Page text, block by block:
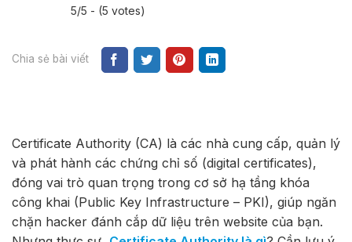
5/5 - (5 votes)
Chia sẻ bài viết
Certificate Authority (CA) là các nhà cung cấp, quản lý
và phát hành các chứng chỉ số (digital certificates),
đóng vai trò quan trọng trong cơ sở hạ tầng khóa
công khai (Public Key Infrastructure – PKI), giúp ngăn
chặn hacker đánh cắp dữ liệu trên website của bạn.